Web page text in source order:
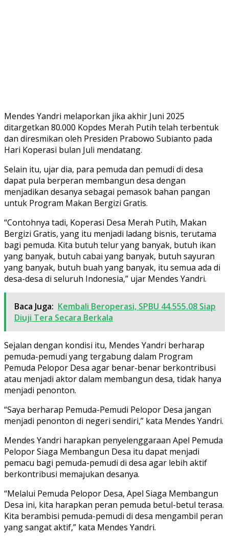
Mendes Yandri melaporkan jika akhir Juni 2025
ditargetkan 80.000 Kopdes Merah Putih telah terbentuk
dan diresmikan oleh Presiden Prabowo Subianto pada
Hari Koperasi bulan Juli mendatang.
Selain itu, ujar dia, para pemuda dan pemudi di desa
dapat pula berperan membangun desa dengan
menjadikan desanya sebagai pemasok bahan pangan
untuk Program Makan Bergizi Gratis.
“Contohnya tadi, Koperasi Desa Merah Putih, Makan
Bergizi Gratis, yang itu menjadi ladang bisnis, terutama
bagi pemuda. Kita butuh telur yang banyak, butuh ikan
yang banyak, butuh cabai yang banyak, butuh sayuran
yang banyak, butuh buah yang banyak, itu semua ada di
desa-desa di seluruh Indonesia,” ujar Mendes Yandri.
Baca Juga: Kembali Beroperasi, SPBU 44.555.08 Siap
Diuji Tera Secara Berkala
Sejalan dengan kondisi itu, Mendes Yandri berharap
pemuda-pemudi yang tergabung dalam Program
Pemuda Pelopor Desa agar benar-benar berkontribusi
atau menjadi aktor dalam membangun desa, tidak hanya
menjadi penonton.
“Saya berharap Pemuda-Pemudi Pelopor Desa jangan
menjadi penonton di negeri sendiri,” kata Mendes Yandri.
Mendes Yandri harapkan penyelenggaraan Apel Pemuda
Pelopor Siaga Membangun Desa itu dapat menjadi
pemacu bagi pemuda-pemudi di desa agar lebih aktif
berkontribusi memajukan desanya.
“Melalui Pemuda Pelopor Desa, Apel Siaga Membangun
Desa ini, kita harapkan peran pemuda betul-betul terasa.
Kita berambisi pemuda-pemudi di desa mengambil peran
yang sangat aktif,” kata Mendes Yandri.